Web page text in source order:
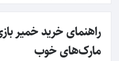
راهنمای خرید خمیر
مارک‌های خوب